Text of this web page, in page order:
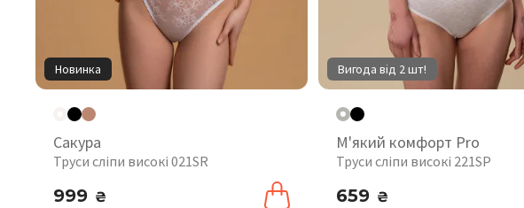
Новинка
Сакура
Труси сліпи високі 021SR
999 ₴
Вигода від 2 шт!
М'який комфорт Pro
Труси сліпи високі 221SP
659 ₴